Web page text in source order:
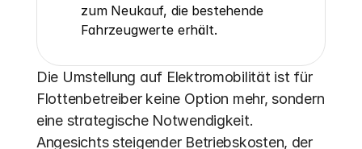
zum Neukauf, die bestehende
Fahrzeugwerte erhält.
Die Umstellung auf Elektromobilität ist für
Flottenbetreiber keine Option mehr, sondern
eine strategische Notwendigkeit.
Angesichts steigender Betriebskosten, der